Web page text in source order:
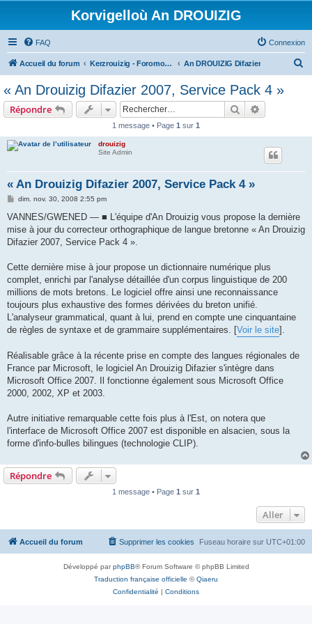
Korvigelloù An DROUIZIG
FAQ Connexion
Accueil du forum Kerzrouizig - Foromoù An Drouizig An DROUIZIG Difazier
« An Drouizig Difazier 2007, Service Pack 4 »
Répondre Rechercher
1 message • Page 1 sur 1
drouizig
Site Admin
« An Drouizig Difazier 2007, Service Pack 4 »
M
s
a
g
dim. nov. 30, 2008 2:55 pm
VANNES/GWENED — ■ L'équipe d'An Drouizig vous propose la dernière
mise à jour du correcteur orthographique de langue bretonne « An Drouizig
Difazier 2007, Service Pack 4 ».
Cette dernière mise à jour propose un dictionnaire numérique plus
complet, enrichi par l'analyse détaillée d'un corpus linguistique de 200
millions de mots bretons. Le logiciel offre ainsi une reconnaissance
toujours plus exhaustive des formes dérivées du breton unifié.
L'analyseur grammatical, quant à lui, prend en compte une cinquantaine
de règles de syntaxe et de grammaire supplémentaires. [Voir le site].
Réalisable grâce à la récente prise en compte des langues régionales de
France par Microsoft, le logiciel An Drouizig Difazier s'intègre dans
Microsoft Office 2007. Il fonctionne également sous Microsoft Office
2000, 2002, XP et 2003.
Autre initiative remarquable cette fois plus à l'Est, on notera que
l'interface de Microsoft Office 2007 est disponible en alsacien, sous la
forme d'info-bulles bilingues (technologie CLIP).
Répondre
1 message • Page 1 sur 1
Aller
Accueil du forum Fuseau horaire sur UTC+01:00
Supprimer les cookies
Développé parphpBB® Forum Software © phpBB Limited
Traduction française officielle ©Qiaeru
Confidentialité | Conditions